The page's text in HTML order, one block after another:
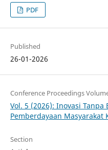
PDF
Published
26-01-2026
Conference Proceedings
Vol. 5 (2026): Inovasi
Pemberdayaan Masyarakat
Section